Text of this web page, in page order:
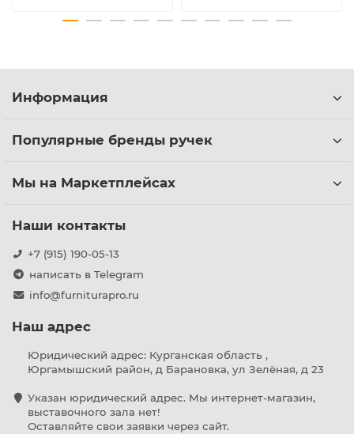
Информация
Популярные бренды ручек
Мы на Маркетплейсах
Наши контакты
+7 (915) 190-05-13
написать в Telegram
info@furniturapro.ru
Наш адрес
Юридический адрес: Курганская область ,
Юргамышский район, д Барановка, ул Зелёная, д 23
Указан юридический адрес. Мы интернет-магазин,
выставочного зала нет!
Оставляйте свои заявки через сайт.